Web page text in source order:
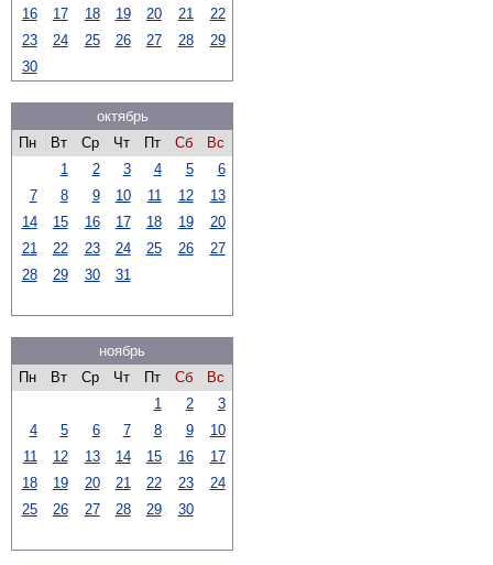
16
17 18 19 20 21
22
23
24 25 26 27 28
29
30
октябрь
Пн
Вт Ср Чт Пт Сб
Вс
1
2 3 4 5
6
7
8 9 10 11 12
13
14
15 16 17 18 19
20
21
22 23 24 25 26
27
28
29 30 31
ноябрь
Пн
Вт Ср Чт Пт Сб
Вс
1
2
3
4
5 6 7 8 9
10
11
12 13 14 15 16
17
18
19 20 21 22 23
24
25
26 27 28 29 30